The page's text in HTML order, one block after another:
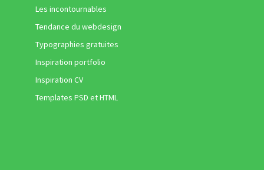
Les incontournables
Tendance du webdesign
Typographies gratuites
Inspiration portfolio
Inspiration CV
Templates PSD et HTML